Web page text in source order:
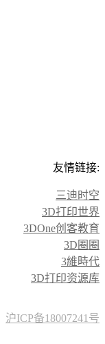
友情链接:
三迪时空
3D打印世界
3DOne创客教育
3D圈圈
3維時代
3D打印资源库
沪ICP备18007241号